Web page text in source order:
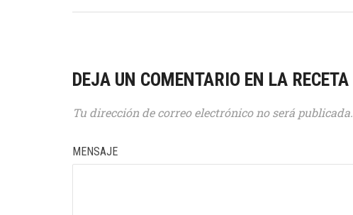
DEJA UN COMENTARIO EN LA RECETA
Tu dirección de correo electrónico no será publicada.
MENSAJE